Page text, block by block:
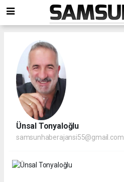
Ünsal Tonyaloğlu
samsunhaberajansi55@gmail.com